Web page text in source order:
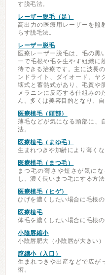
す脱毛法。
レーザー脱毛（足）
高出力の医療用レーザーを照
らす脱毛法。
レーザー脱毛
医療レーザー脱毛は、毛の黒
ーで毛根や毛を生やす組織に
待できる治療です。主に波長
ンドライト、ダイオード、ヤ
壊式と蓄熱式があり、毛質や
メラニンに反応する仕組みの
ん。多くは美容目的となり、自
医療植毛（頭部）
薄毛などが気になる頭部に、
法。
医療植毛（まゆ毛）
生まれつきや加齢により薄く
医療植毛（まつ毛）
まつ毛の薄さや短さが気に
し、濃く長いまつ毛にする方法
医療植毛（ヒゲ）
ひげを濃くしたい場合に毛根
医療植毛
体毛を濃くしたい場合に毛根
小陰唇縮小
小陰唇肥大（小陰唇が大きい
膣縮小（入口）
生まれつきや出産などで広が
術。